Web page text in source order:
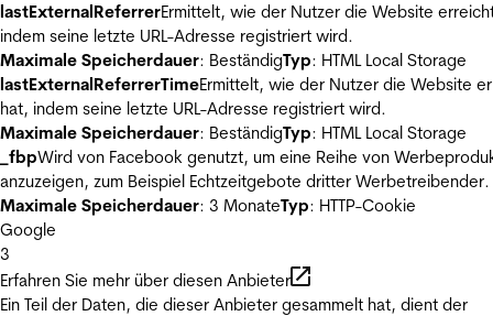
lastExternalReferrerErmittelt, wie der Nutzer die Website
indem seine letzte URL-Adresse registriert wird.
Maximale Speicherdauer: BeständigTyp: HTML Local Storage
lastExternalReferrerTimeErmittelt, wie der Nutzer die Website
hat, indem seine letzte URL-Adresse registriert wird.
Maximale Speicherdauer: BeständigTyp: HTML Local Storage
_fbpWird von Facebook genutzt, um eine Reihe von
anzuzeigen, zum Beispiel Echtzeitgebote dritter Werbetreibender.
Maximale Speicherdauer: 3 MonateTyp: HTTP-Cookie
Google
3
Erfahren Sie mehr über diesen Anbieter
Ein Teil der Daten, die dieser Anbieter gesammelt hat, dient der